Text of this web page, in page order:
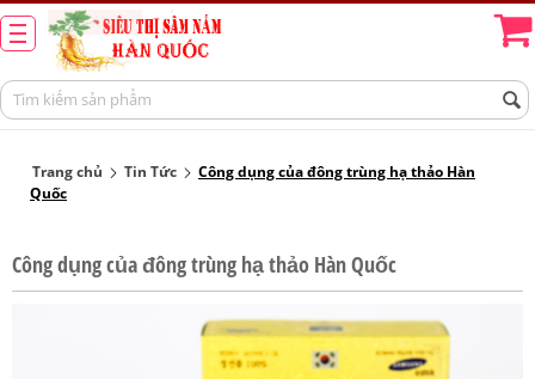
Trang chủ Tin Tức
Công dụng của đông trùng hạ thảo Hàn
Quốc
Công dụng của đông trùng hạ thảo Hàn Quốc